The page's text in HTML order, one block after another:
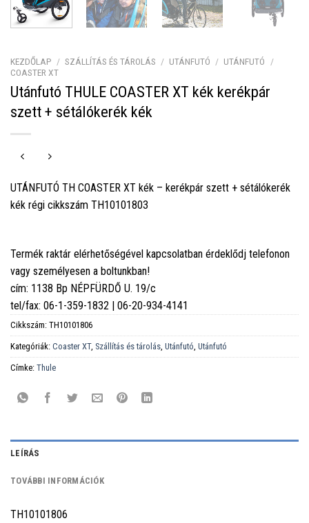
KEZDŐLAP / SZÁLLÍTÁS ÉS TÁROLÁS / UTÁNFUTÓ / UTÁNFUTÓ
/
COASTER XT
Utánfutó THULE COASTER XT kék kerékpár
szett + sétálókerék kék
UTÁNFUTÓ TH COASTER XT kék – kerékpár szett + sétálókerék
kék régi cikkszám TH10101803
Termék raktár elérhetőségével kapcsolatban érdeklődj telefonon
vagy személyesen a boltunkban!
cím: 1138 Bp NÉPFÜRDŐ U. 19/c
tel/fax: 06-1-359-1832 | 06-20-934-4141
Cikkszám: TH10101806
Kategóriák: Coaster XT, Szállítás és tárolás Utánfutó Utánfutó
Címke: Thule
LEÍRÁS
TOVÁBBI INFORMÁCIÓK
TH10101806